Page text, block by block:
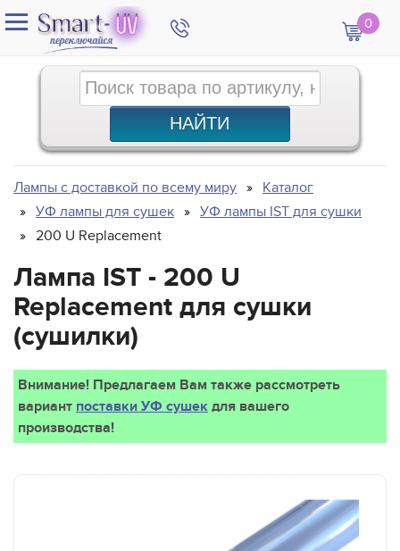
0
Лампы с доставкой по всему миру
Каталог
УФ лампы для сушек
УФ лампы IST для сушки
200 U Replacement
Лампа IST - 200 U
Replacement для сушки
(сушилки)
Внимание! Предлагаем Вам также рассмотреть
вариант поставки УФ сушек для вашего
производства!